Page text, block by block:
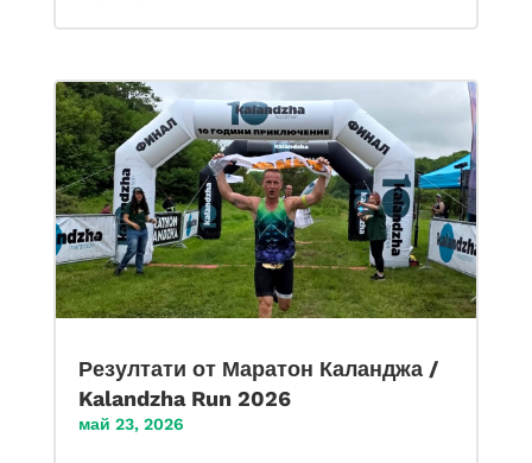
Резултати от Маратон Каланджа /
Kalandzha Run 2026
май 23, 2026